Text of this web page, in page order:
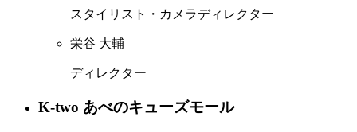
スタイリスト・カメラディレクター
栄谷 大輔
ディレクター
K-two あべのキューズモール